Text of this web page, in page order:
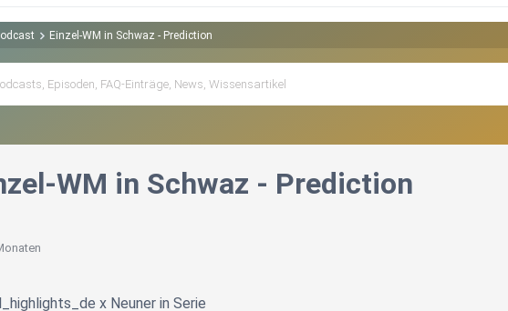
Einzel-WM in Schwaz - Prediction
WM in Schwaz - Prediction
x Neuner in Serie